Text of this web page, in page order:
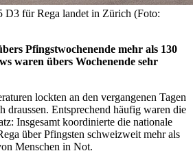
D3 für Rega landet in Zürich (Foto:
Pfingstwochenende mehr als 130
waren übers Wochenende sehr
lockten an den vergangenen Tagen
draussen. Entsprechend häufig waren die
Insgesamt koordinierte die nationale
über Pfingsten schweizweit mehr als
Menschen in Not.